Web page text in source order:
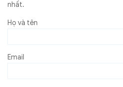
nhất.
Họ và tên
Email